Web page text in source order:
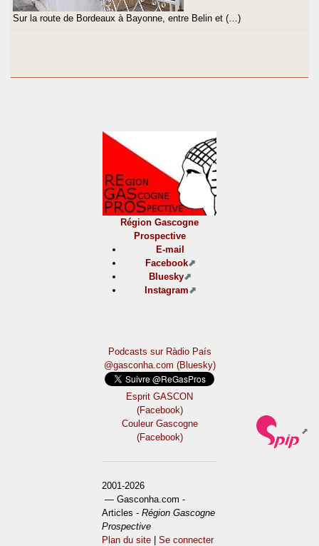
Sur la route de Bordeaux à Bayonne, entre Belin et (…)
Région Gascogne
Prospective
E-mail
Facebook
Bluesky
Instagram
Podcasts sur Ràdio País
@gasconha.com (Bluesky)
Esprit GASCON
(Facebook)
Couleur Gascogne
(Facebook)
2001-2026
— Gasconha.com -
Articles -Région Gascogne
Prospective
Plan du site |Se connecter